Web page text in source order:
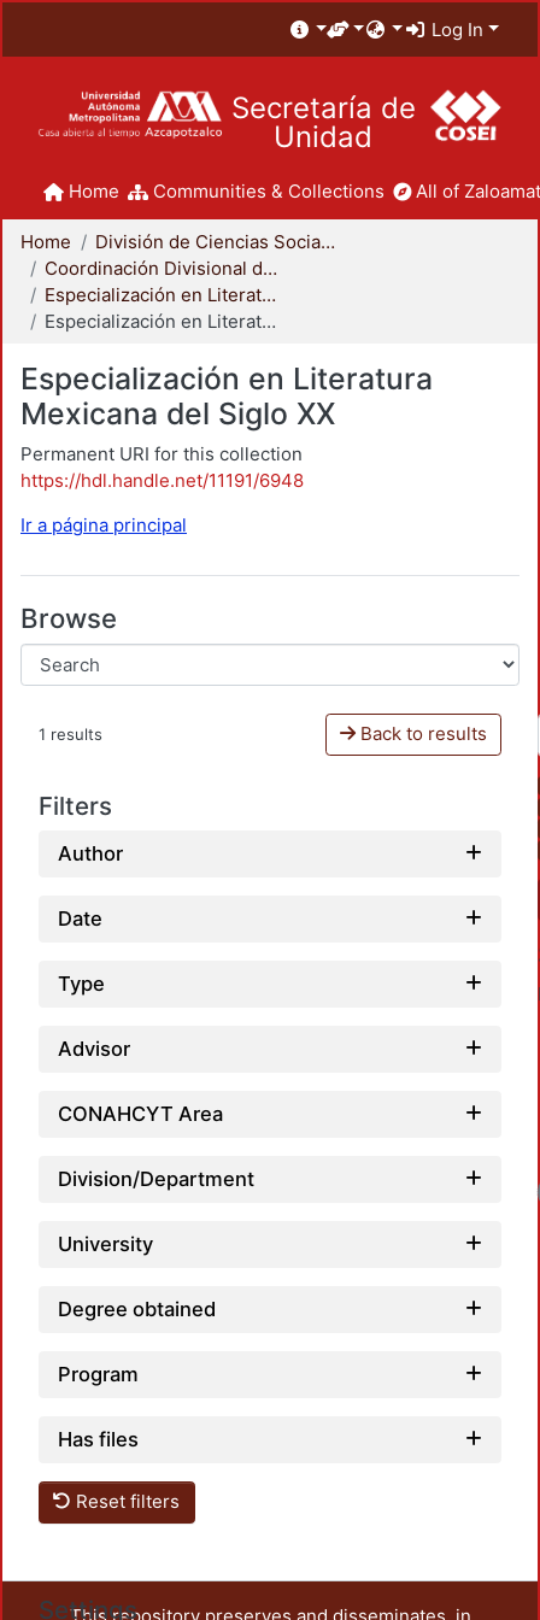
Log In
Secretaría de
Unidad
Home Communities & Collections All of
Home
División de Ciencias Sociales y Humanidades
Coordinación Divisional de Posgrado
Especialización en Literatura Mexicana del Siglo XX
Especialización en Literatura Mexicana del Siglo XX
Especialización en Literatura
Mexicana del Siglo XX
Permanent URI for this collection
https://hdl.handle.net/11191/6948
Ir a página principal
Browse
1 results Back to results
Filters
Author
Date
Type
Advisor
CONAHCYT Area
Division/Department
University
Degree obtained
Program
Has files
Reset filters
Settings